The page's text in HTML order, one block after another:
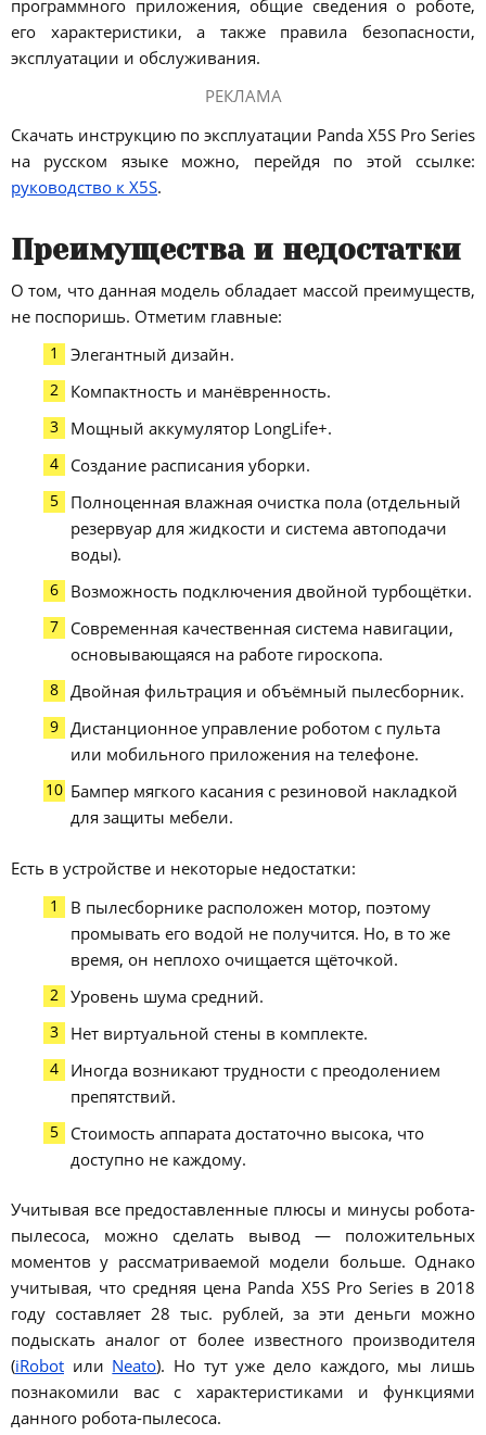
программного приложения, общие сведения о роботе,
его характеристики, а также правила безопасности,
эксплуатации и обслуживания.
РЕКЛАМА
Скачать инструкцию по эксплуатации Panda X5S Pro Series
на русском языке можно, перейдя по этой ссылке:
руководство к X5S.
Преимущества и недостатки
О том, что данная модель обладает массой преимуществ,
не поспоришь. Отметим главные:
Элегантный дизайн.
Компактность и манёвренность.
Мощный аккумулятор LongLife+.
Создание расписания уборки.
Полноценная влажная очистка пола (отдельный
резервуар для жидкости и система автоподачи
воды).
Возможность подключения двойной турбощётки.
Современная качественная система навигации,
основывающаяся на работе гироскопа.
Двойная фильтрация и объёмный пылесборник.
Дистанционное управление роботом с пульта
или мобильного приложения на телефоне.
Бампер мягкого касания с резиновой накладкой
для защиты мебели.
Есть в устройстве и некоторые недостатки:
В пылесборнике расположен мотор, поэтому
промывать его водой не получится. Но, в то же
время, он неплохо очищается щёточкой.
Уровень шума средний.
Нет виртуальной стены в комплекте.
Иногда возникают трудности с преодолением
препятствий.
Стоимость аппарата достаточно высока, что
доступно не каждому.
Учитывая все предоставленные плюсы и минусы робота-
пылесоса, можно сделать вывод — положительных
моментов у рассматриваемой модели больше. Однако
учитывая, что средняя цена Panda X5S Pro Series в 2018
году составляет 28 тыс. рублей, за эти деньги можно
подыскать аналог от более известного производителя
(iRobot или Neato). Но тут уже дело каждого, мы лишь
познакомили вас с характеристиками и функциями
данного робота-пылесоса.